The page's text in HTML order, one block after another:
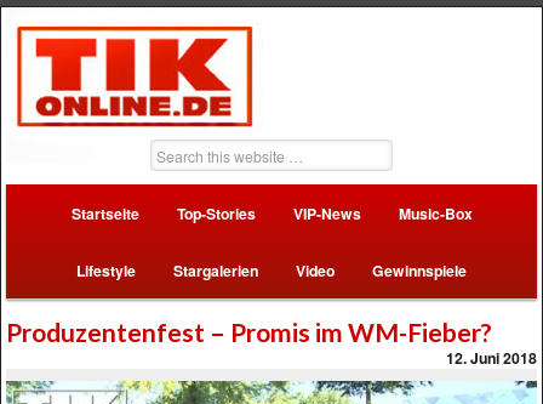
Startseite Top-Stories VIP-News Music-Box
Lifestyle Stargalerien Video Gewinnspiele
Produzentenfest – Promis im WM-Fieber?
12. Juni 2018